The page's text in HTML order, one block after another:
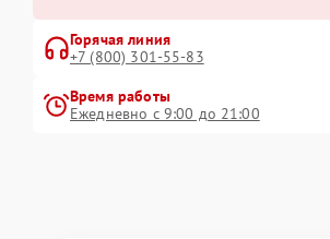
Горячая линия
+7 (800) 301-55-83
Время работы
Ежедневно с 9:00 до 21:00